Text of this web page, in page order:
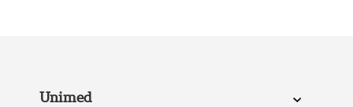
Unimed